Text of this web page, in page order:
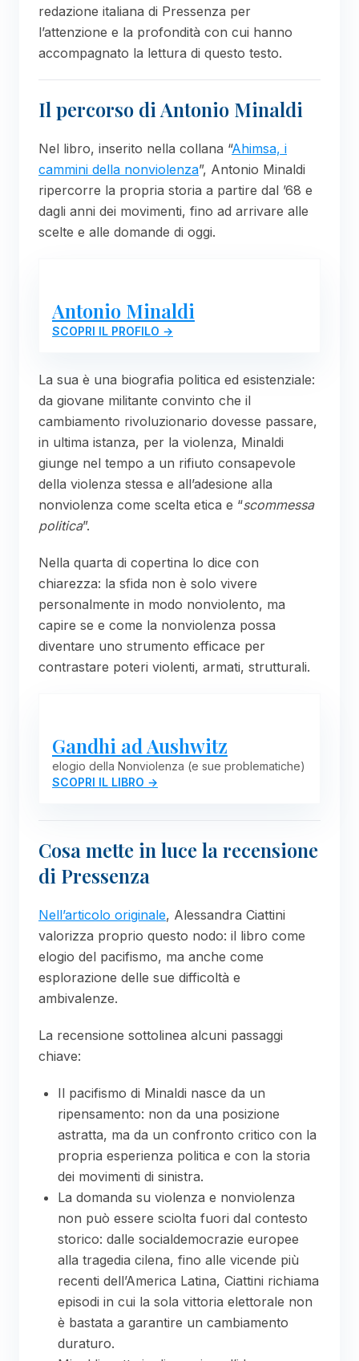
redazione italiana di Pressenza per
l’attenzione e la profondità con cui hanno
accompagnato la lettura di questo testo.
Il percorso di Antonio Minaldi
Nel libro, inserito nella collana “Ahimsa, i
cammini della nonviolenza”, Antonio Minaldi
ripercorre la propria storia a partire dal ’68 e
dagli anni dei movimenti, fino ad arrivare alle
scelte e alle domande di oggi.
Antonio Minaldi
SCOPRI IL PROFILO →
La sua è una biografia politica ed esistenziale:
da giovane militante convinto che il
cambiamento rivoluzionario dovesse passare,
in ultima istanza, per la violenza, Minaldi
giunge nel tempo a un rifiuto consapevole
della violenza stessa e all’adesione alla
nonviolenza come scelta etica e “scommessa
politica”.
Nella quarta di copertina lo dice con
chiarezza: la sfida non è solo vivere
personalmente in modo nonviolento, ma
capire se e come la nonviolenza possa
diventare uno strumento efficace per
contrastare poteri violenti, armati, strutturali.
Gandhi ad Aushwitz
elogio della Nonviolenza (e sue problematiche)
SCOPRI IL LIBRO →
Cosa mette in luce la recensione
di Pressenza
Nell’articolo originale, Alessandra Ciattini
valorizza proprio questo nodo: il libro come
elogio del pacifismo, ma anche come
esplorazione delle sue difficoltà e
ambivalenze.
La recensione sottolinea alcuni passaggi
chiave:
Il pacifismo di Minaldi nasce da un
ripensamento: non da una posizione
astratta, ma da un confronto critico con la
propria esperienza politica e con la storia
dei movimenti di sinistra.
La domanda su violenza e nonviolenza
non può essere sciolta fuori dal contesto
storico: dalle socialdemocrazie europee
alla tragedia cilena, fino alle vicende più
recenti dell’America Latina, Ciattini richiama
episodi in cui la sola vittoria elettorale non
è bastata a garantire un cambiamento
duraturo.